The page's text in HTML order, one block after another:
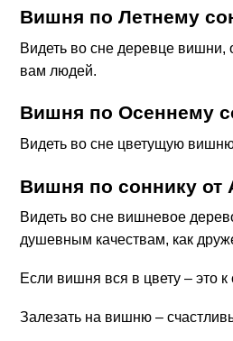
Вишня по Летнему
Видеть во сне деревце вишни,
вам людей.
Вишня по Осеннему
Видеть во сне цветущую
Вишня по соннику от
Видеть во сне вишневое
душевным качествам, как
Если вишня вся в цвету – это
Залезать на вишню –